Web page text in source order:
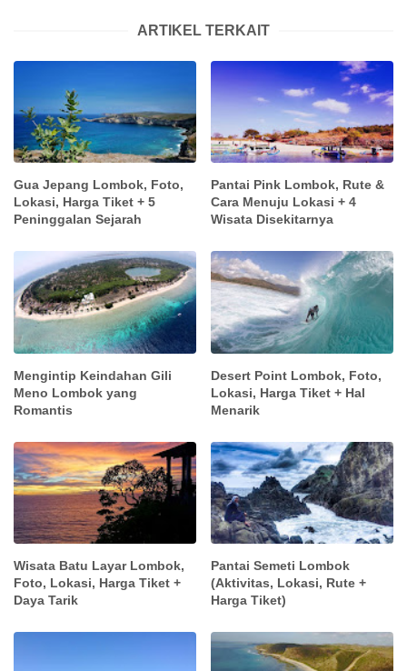
ARTIKEL TERKAIT
Gua Jepang Lombok, Foto,
Lokasi, Harga Tiket + 5
Peninggalan Sejarah
Pantai Pink Lombok, Rute &
Cara Menuju Lokasi + 4
Wisata Disekitarnya
Mengintip Keindahan Gili
Meno Lombok yang
Romantis
Desert Point Lombok, Foto,
Lokasi, Harga Tiket + Hal
Menarik
Wisata Batu Layar Lombok,
Foto, Lokasi, Harga Tiket +
Daya Tarik
Pantai Semeti Lombok
(Aktivitas, Lokasi, Rute +
Harga Tiket)